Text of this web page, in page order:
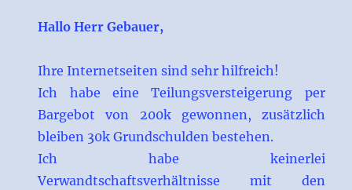
Hallo Herr Gebauer,
Ihre Internetseiten sind sehr hilfreich!
Ich habe eine Teilungsversteigerung per
Bargebot von 200k gewonnen, zusätzlich
bleiben 30k Grundschulden bestehen.
Ich habe keinerlei
Verwandtschaftsverhältnisse mit den